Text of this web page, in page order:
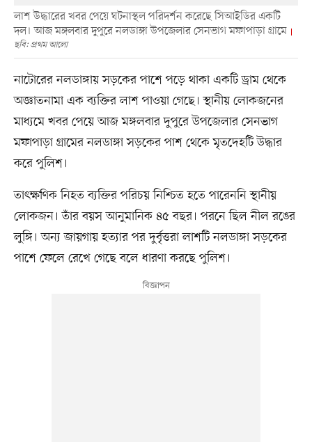
লাশ উদ্ধারের খবর পেয়ে ঘটনাস্থল পরিদর্শন করেছে সিআইডির একটি
দল। আজ মঙ্গলবার দুপুরে নলডাঙ্গা উপজেলার সেনভাগ মফাপাড়া গ্রামে
ছবি: প্রথম আলো
নাটোরের নলডাঙ্গায় সড়কের পাশে পড়ে থাকা একটি ড্রাম থেকে
অজ্ঞাতনামা এক ব্যক্তির লাশ পাওয়া গেছে। স্থানীয় লোকজনের
মাধ্যমে খবর পেয়ে আজ মঙ্গলবার দুপুরে উপজেলার সেনভাগ
মফাপাড়া গ্রামের নলডাঙ্গা সড়কের পাশ থেকে মৃতদেহটি উদ্ধার
করে পুলিশ।
তাৎক্ষণিক নিহত ব্যক্তির পরিচয় নিশ্চিত হতে পারেননি স্থানীয়
লোকজন। তাঁর বয়স আনুমানিক ৪৫ বছর। পরনে ছিল নীল রঙের
লুঙ্গি। অন্য জায়গায় হত্যার পর দুর্বৃত্তরা লাশটি নলডাঙ্গা সড়কের
পাশে ফেলে রেখে গেছে বলে ধারণা করছে পুলিশ।